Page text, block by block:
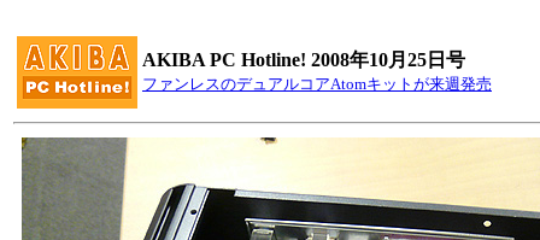
AKIBA PC Hotline! 2008年10月25日号
ファンレスのデュアルコアAtomキットが来週発売